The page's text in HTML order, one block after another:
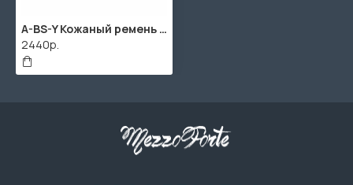
A-BS-Y Кожаный ремень для балалайки, с наплечником, желтый, Балалайкеръ
2440р.